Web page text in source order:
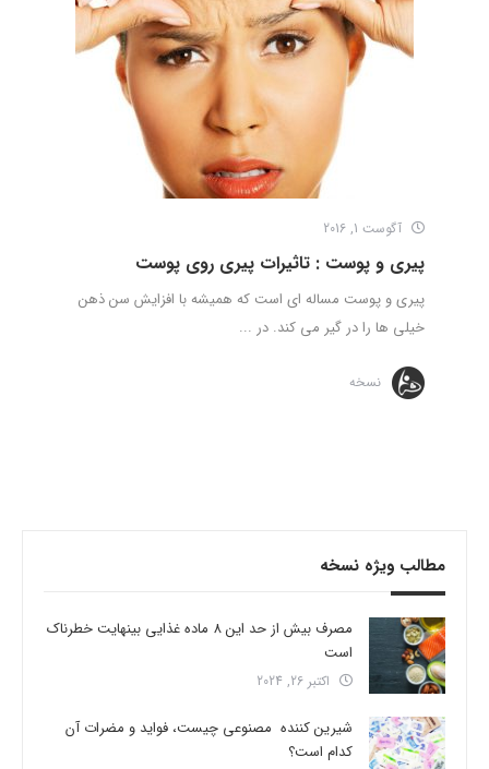
آگوست 1, 2016
پیری و پوست : تاثیرات پیری روی پوست
پیری و پوست مساله ای است که همیشه با افزایش سن ذهن
خیلی ها را در گیر می کند. در ...
نسخه
مطالب ویژه نسخه
مصرف بیش از حد این 8 ماده غذایی بینهایت خطرناک
است
اکتبر 26, 2024
شیرین کننده مصنوعی چیست، فواید و مضرات آن
کدام است؟